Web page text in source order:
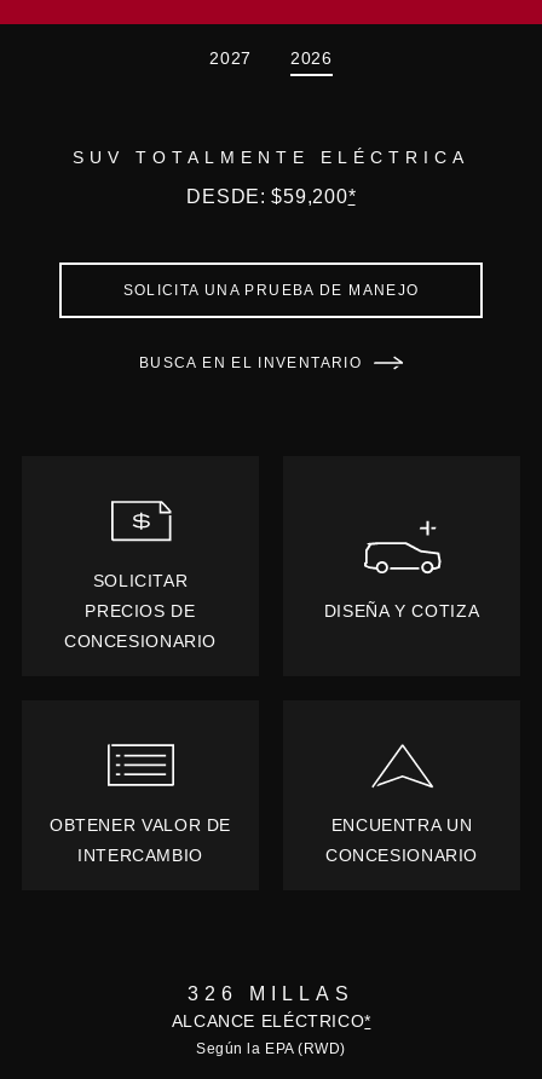
2027 2026
SUV TOTALMENTE ELÉCTRICA
DESDE: $59,200*
SOLICITA UNA PRUEBA DE MANEJO
BUSCA EN EL INVENTARIO
SOLICITAR
PRECIOS DE
CONCESIONARIO
DISEÑA Y COTIZA
OBTENER VALOR DE
INTERCAMBIO
ENCUENTRA UN
CONCESIONARIO
326 MILLAS
ALCANCE ELÉCTRICO*
Según la EPA (RWD)